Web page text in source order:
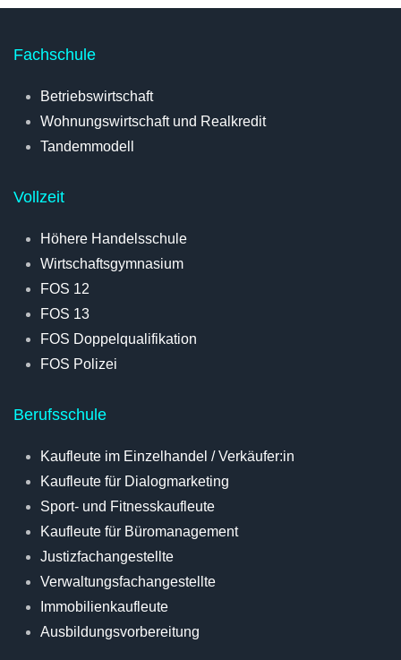
Fachschule
Betriebswirtschaft
Wohnungswirtschaft und Realkredit
Tandemmodell
Vollzeit
Höhere Handelsschule
Wirtschaftsgymnasium
FOS 12
FOS 13
FOS Doppelqualifikation
FOS Polizei
Berufsschule
Kaufleute im Einzelhandel / Verkäufer:in
Kaufleute für Dialogmarketing
Sport- und Fitnesskaufleute
Kaufleute für Büromanagement
Justizfachangestellte
Verwaltungsfachangestellte
Immobilienkaufleute
Ausbildungsvorbereitung